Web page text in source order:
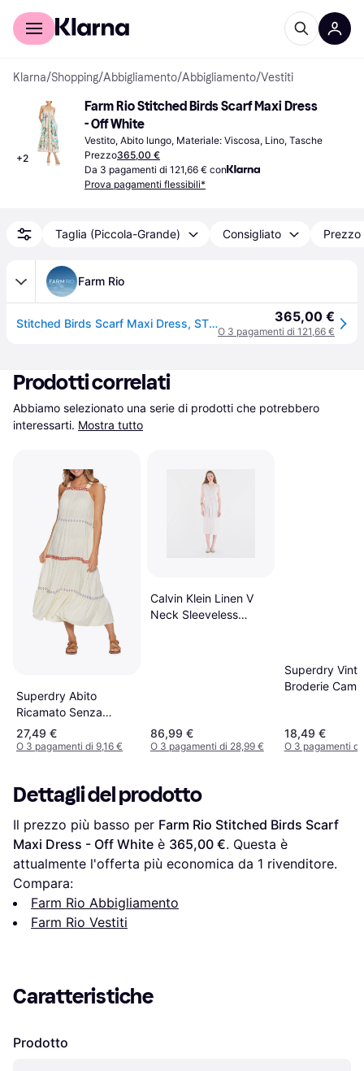
Per il tuo shopping
Klarna/Shopping/Abbigliamento/Abbigliamento/Vestiti
+2
Farm Rio Stitched Birds Scarf Maxi Dress
- Off White
Vestito, Abito lungo, Materiale: Viscosa, Lino, Tasche
Prezzo365,00 €
Da 3 pagamenti di 121,66 € con
Prova pagamenti flessibili*
Taglia (Piccola-Grande) Consigliato
Farm Rio
Stitched Birds Scarf Maxi Dress, STITCHED BIRDS SCARFS OFF-WHITE / XS 365,00 €
O 3 pagamenti di 121,66 €
Prodotti correlati
Abbiamo selezionato una serie di prodotti che potrebbero
interessarti. Mostra tutto
Superdry Abito
Ricamato Senza
Maniche Da Donna -
Blanc
27,49 €
O 3 pagamenti di 9,16 €
Calvin Klein Linen V
Neck Sleeveless
86,99 €
O 3 pagamenti di 28,99 €
Superdry
Broderie Cami
18,49 €
O 3 pagamenti di
Dettagli del prodotto
Il prezzo più basso per Farm Rio Stitched Birds Scarf
Maxi Dress - Off White è 365,00 €. Questa è
attualmente l'offerta più economica da 1 rivenditore.
Compara:
Farm Rio Abbigliamento
Farm Rio Vestiti
Caratteristiche
Prodotto